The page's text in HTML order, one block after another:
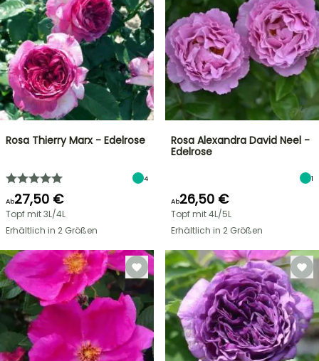
Rosa Thierry Marx - Edelrose
4
Ab27,50 €
Topf mit 3L/4L
Erhältlich in 2 Größen
Rosa Alexandra David Neel -
Edelrose
1
Ab26,50 €
Topf mit 4L/5L
Erhältlich in 2 Größen